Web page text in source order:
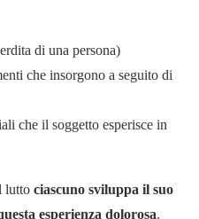
di una persona)
che insorgono a seguito di
che il soggetto esperisce in
lutto ciascuno sviluppa il suo
esperienza dolorosa.